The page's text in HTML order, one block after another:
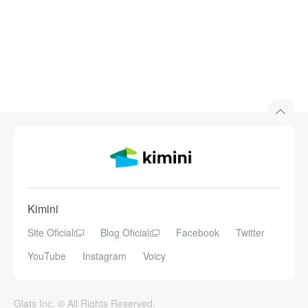
O que é o amor para você?
Esta aula tem como objetivo uma conversa livre com o
professor. Os tópicos são apenas exemplos, sinta-se
à vontade para sugerir novos temas e/ou perguntas.
Kimini
Site Oficial Blog Oficial Facebook
Twitter
YouTube
Instagram Voicy
Glats Inc. © All Rights Reserved.